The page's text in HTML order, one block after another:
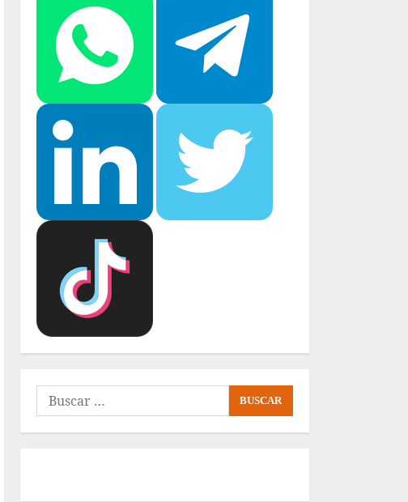
Buscar: